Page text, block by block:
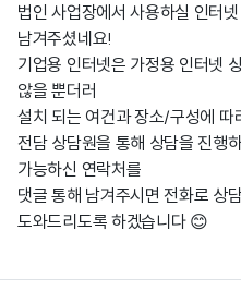
법인 사업장에서 사용하실 인터
남겨주셨네요!
기업용 인터넷은 가정용 인터넷
않을 뿐더러
설치 되는 여건과 장소/구성에
전담 상담원을 통해 상담을 진행
가능하신 연락처를
댓글 통해 남겨주시면 전화로 상
도와드리도록 하겠습니다 😊